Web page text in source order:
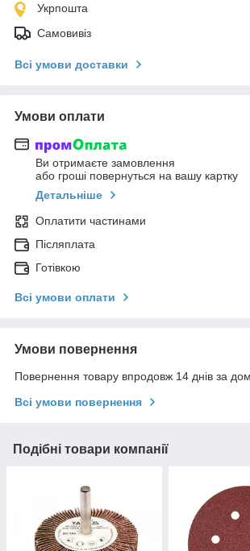
Укрпошта
Самовивіз
Всі умови доставки
Умови оплати
Ви отримаєте замовлення
або гроші повернуться на вашу картку
Детальніше
Оплатити частинами
Післяплата
Готівкою
Всі умови оплати
Умови повернення
Повернення товару впродовж 14 днів за
Всі умови повернення
Подібні товари компанії